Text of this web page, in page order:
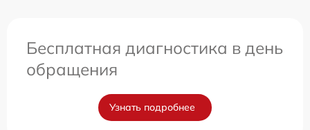
Бесплатная диагностика в день
обращения
Узнать подробнее